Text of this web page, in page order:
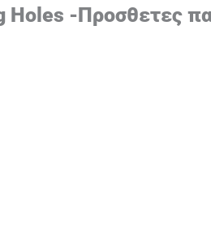
Holes -Προσθετες